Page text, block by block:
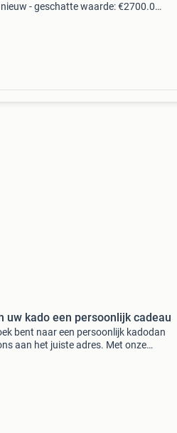
- geschatte waarde: €2700.0
uw kado een persoonlijk cadeau
bent naar een persoonlijk kadodan
aan het juiste adres. Met onze